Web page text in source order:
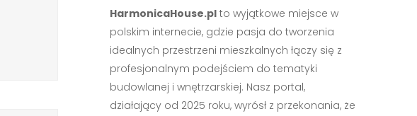
HarmonicaHouse.plto wyjątkowe miejsce w
polskim internecie, gdzie pasja do tworzenia
idealnych przestrzeni mieszkalnych łączy się z
profesjonalnym podejściem do tematyki
budowlanej i wnętrzarskiej. Nasz portal,
działający od 2025 roku, wyrósł z przekonania, że